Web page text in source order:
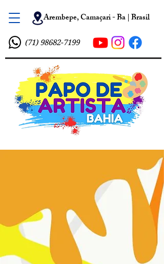
Arembepe, Camaçari - Ba | Brasil
(71) 98682-7199